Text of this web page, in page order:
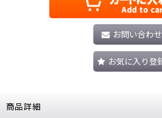
お問い合わせ
お気に入り登
商品詳細